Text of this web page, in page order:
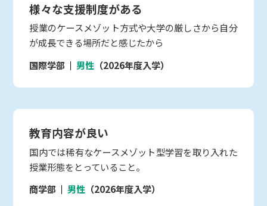
様々な支援制度がある
授業のケースメゾット方式や大学の厳しさから自分
が成長できる場所だと感じたから
国際学部
男性 （2026年度入学）
教育内容が良い
国内では稀有なケースメゾット型学習を取り入れた
授業形態をとっていること。
商学部
男性 （2026年度入学）